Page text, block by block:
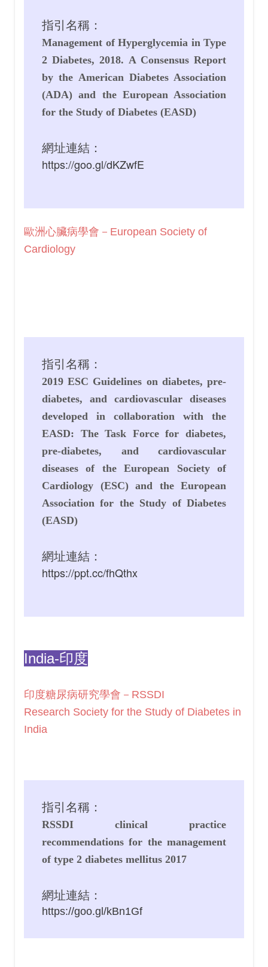
指引名稱：
Management of Hyperglycemia in Type
2 Diabetes, 2018. A Consensus Report
by the American Diabetes Association
(ADA) and the European Association
for the Study of Diabetes (EASD)
網址連結：
https://goo.gl/dKZwfE
歐洲心臟病學會－European Society of
Cardiology
指引名稱：
2019 ESC Guidelines on diabetes, pre-
diabetes, and cardiovascular diseases
developed in collaboration with the
EASD: The Task Force for diabetes,
pre-diabetes, and cardiovascular
diseases of the European Society of
Cardiology (ESC) and the European
Association for the Study of Diabetes
(EASD)
網址連結：
https://ppt.cc/fhQthx
India-印度
印度糖尿病研究學會－RSSDI
Research Society for the Study of Diabetes in
India
指引名稱：
RSSDI clinical practice
recommendations for the management
of type 2 diabetes mellitus 2017
網址連結：
https://goo.gl/kBn1Gf